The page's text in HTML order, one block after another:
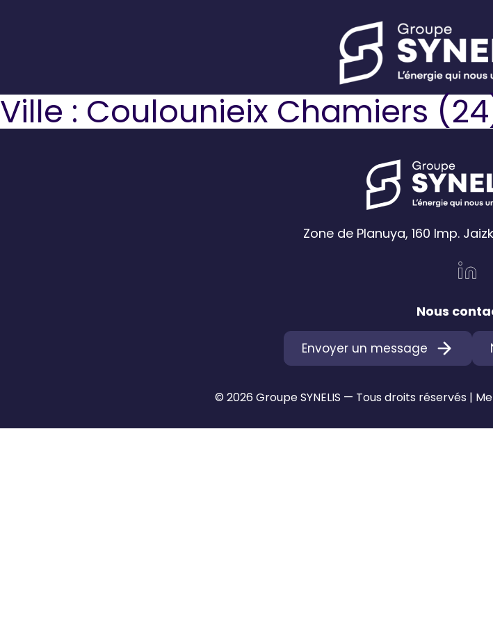
Ville : Coulounieix Chamiers
Zone de Planuya, 160 Imp.
Nous
Envoyer un message
© 2026 Groupe SYNELIS — Tous droits réservés |